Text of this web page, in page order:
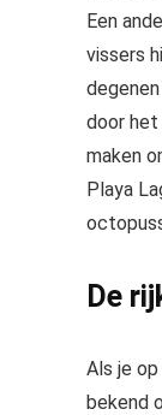
Een
vissers
door
maken
Playa
De
Als je
bekend